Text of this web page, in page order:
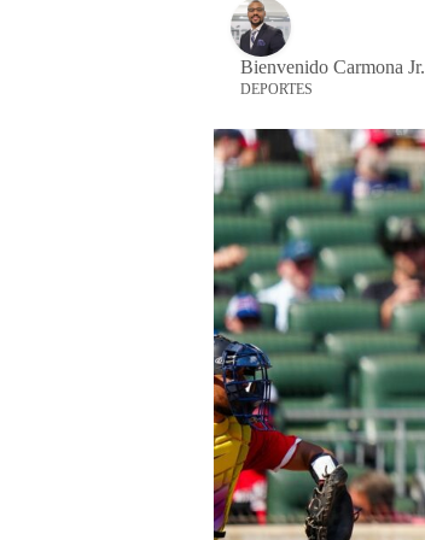
Bienvenido Carmona Jr.
DEPORTES